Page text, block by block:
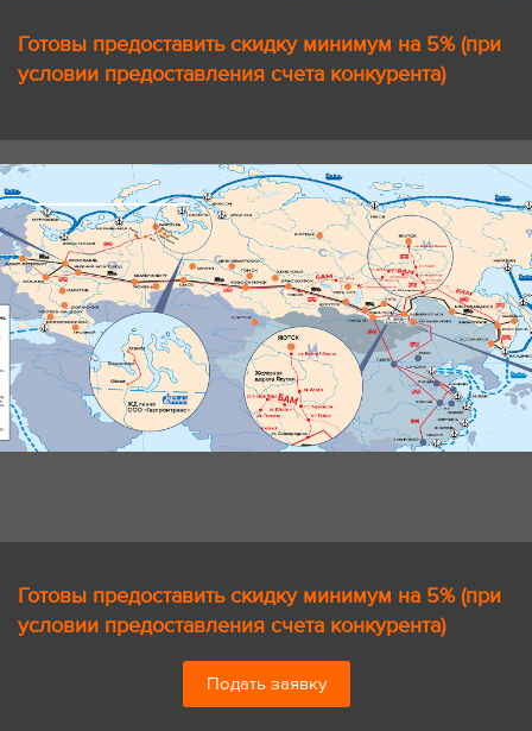
Готовы предоставить скидку минимум на 5% (при
условии предоставления счета конкурента)
Готовы предоставить скидку минимум на 5% (при
условии предоставления счета конкурента)
Подать заявку